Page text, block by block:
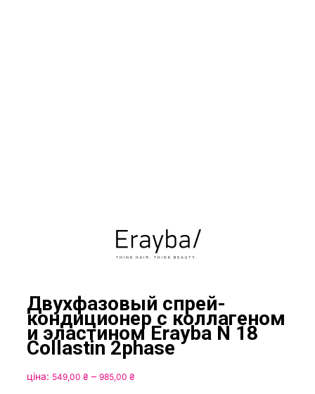
Двухфазовый спрей-
кондиционер с коллагеном
и эластином Erayba N 18
Collastin 2phase
ціна: 549,00 ₴ – 985,00 ₴